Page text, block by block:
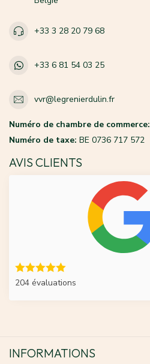
+33 3 28 20 79 68
+33 6 81 54 03 25
vvr@legrenierdulin.fr
Numéro de chambre de commerce:
Numéro de taxe: BE 0736 717 572
AVIS CLIENTS
204 évaluations
INFORMATIONS